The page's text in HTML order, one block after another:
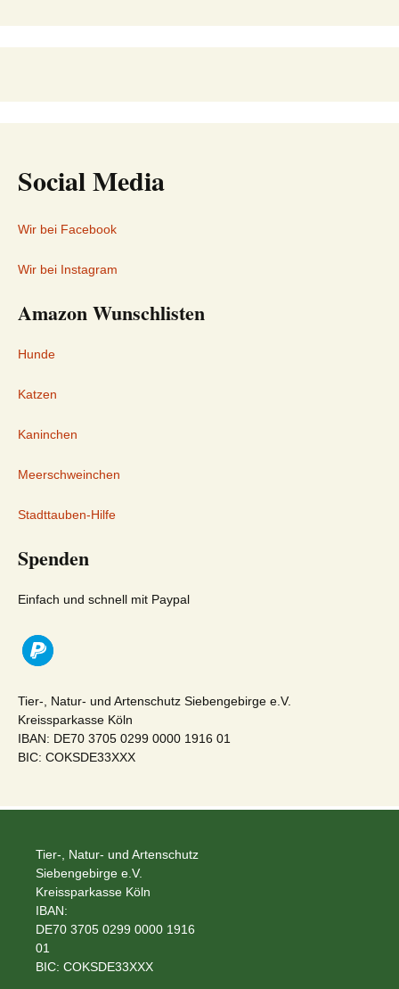
Social Media
Wir bei Facebook
Wir bei Instagram
Amazon Wunschlisten
Hunde
Katzen
Kaninchen
Meerschweinchen
Stadttauben-Hilfe
Spenden
Einfach und schnell mit Paypal
Tier-, Natur- und Artenschutz Siebengebirge e.V.
Kreissparkasse Köln
IBAN: DE70 3705 0299 0000 1916 01
BIC: COKSDE33XXX
Tier-, Natur- und Artenschutz
Siebengebirge e.V.
Kreissparkasse Köln
IBAN:
DE70 3705 0299 0000 1916
01
BIC: COKSDE33XXX